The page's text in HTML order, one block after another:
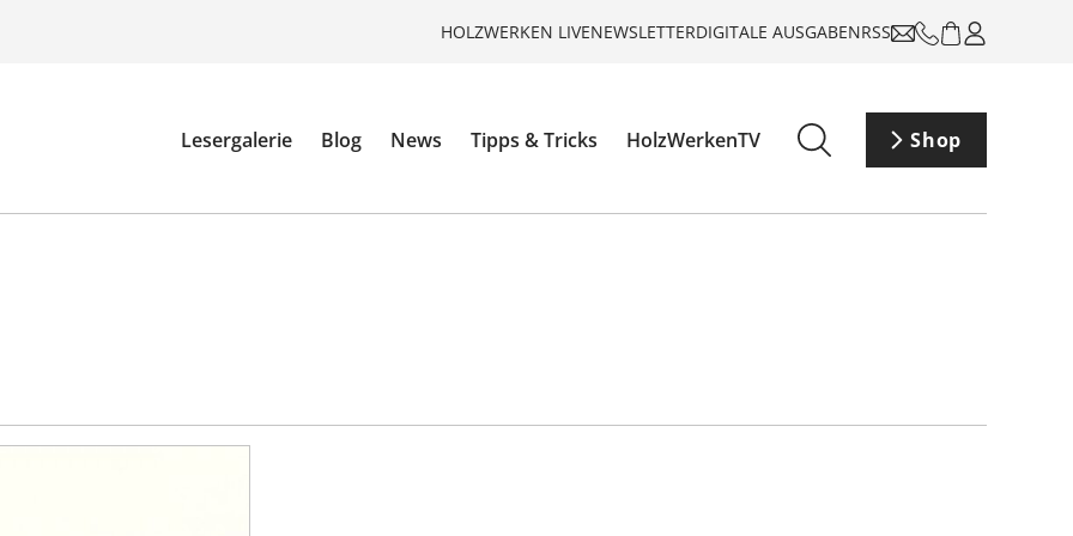
HOLZWERKEN LIVENEWSLETTERDIGITALE AUSGABENRSS
Lesergalerie Blog News Tipps & Tricks HolzWerkenTV Shop